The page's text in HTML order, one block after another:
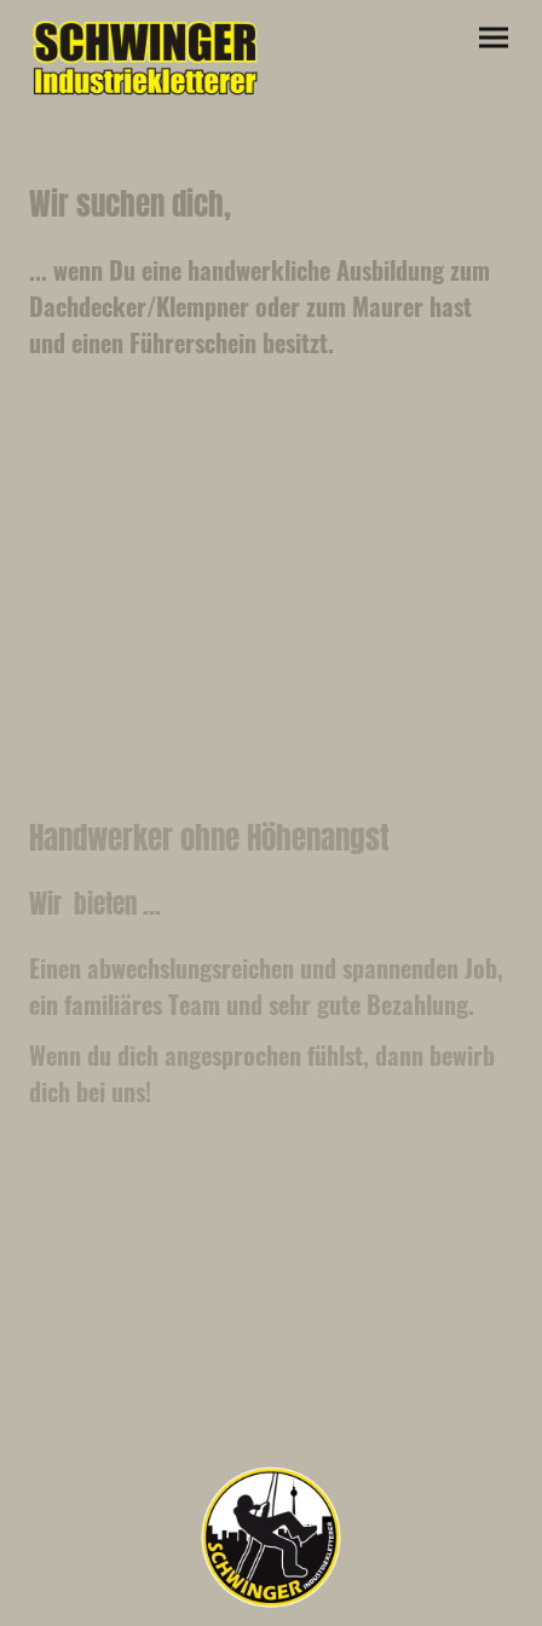
Wir suchen dich,
... wenn Du eine handwerkliche Ausbildung zum
Dachdecker/Klempner oder zum Maurer hast
und einen Führerschein besitzt.
Handwerker ohne Höhenangst
Wir bieten ...
Einen abwechslungsreichen und spannenden Job,
ein familiäres Team und sehr gute Bezahlung.
Wenn du dich angesprochen fühlst, dann bewirb
dich bei uns!